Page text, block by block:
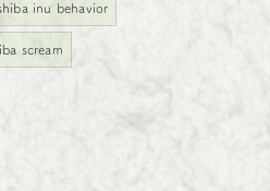
inu behavior
scream